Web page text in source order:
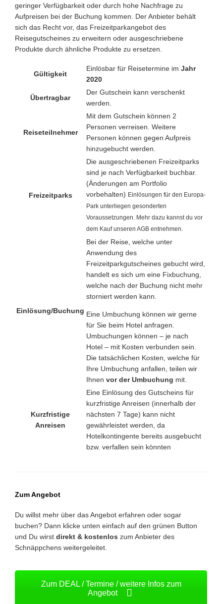
geringer Verfügbarkeit oder durch hohe Nachfrage zu
Aufpreisen bei der Buchung kommen. Der Anbieter behält
sich das Recht vor, das Freizeitparkangebot des
Reisegutscheines zu erweitern oder ausgeschriebene
Produkte durch ähnliche Produkte zu ersetzen.
Gültigkeit
Einlösbar für Reisetermine im Jahr
2020
Übertragbar
Der Gutschein kann verschenkt
werden.
Reiseteilnehmer
Mit dem Gutschein können 2
Personen verreisen. Weitere
Personen können gegen Aufpreis
hinzugebucht werden.
Freizeitparks
Die ausgeschriebenen Freizeitparks
sind je nach Verfügbarkeit buchbar.
(Änderungen am Portfolio
vorbehalten) Einlösungen für den Europa-
Park unterliegen gesonderten
Voraussetzungen. Mehr dazu kannst du vor
dem Kauf unseren AGB entnehmen.
Einlösung/Buchung
Bei der Reise, welche unter
Anwendung des
Freizeitparkgutscheines gebucht wird,
handelt es sich um eine Fixbuchung,
welche nach der Buchung nicht mehr
storniert werden kann.
Eine Umbuchung können wir gerne
für Sie beim Hotel anfragen.
Umbuchungen können – je nach
Hotel – mit Kosten verbunden sein.
Die tatsächlichen Kosten, welche für
Ihre Umbuchung anfallen, teilen wir
Ihnen vor der Umbuchung mit.
Kurzfristige
Anreisen
Eine Einlösung des Gutscheins für
kurzfristige Anreisen (innerhalb der
nächsten 7 Tage) kann nicht
gewährleistet werden, da
Hotelkontingente bereits ausgebucht
bzw. verfallen sein könnten
Zum Angebot
Du willst mehr über das Angebot erfahren oder sogar
buchen? Dann klicke unten einfach auf den grünen Button
und Du wirst direkt & kostenlos zum Anbieter des
Schnäppchens weitergeleitet.
Zum DEAL / Termine / weitere Infos zum
Angebot